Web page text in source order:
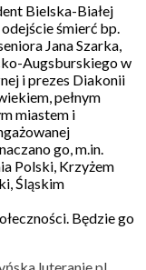
Bielska-Białej
śmierć bp.
Jana Szarka,
Augsburskiego w
i prezes Diakonii
pełnym
miastem i
go, m.in.
Polski, Krzyżem
Śląskim
Będzie go